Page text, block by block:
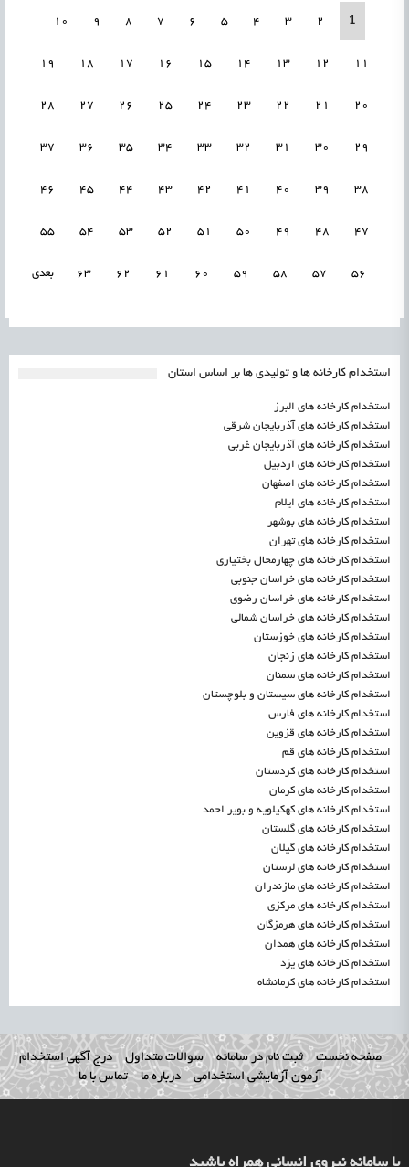
1
2
3
4
5
6
7
8
9
10
11
12
13
14
15
16
17
18
19
20
21
22
23
24
25
26
27
28
29
30
31
32
33
34
35
36
37
38
39
40
41
42
43
44
45
46
47
48
49
50
51
52
53
54
55
56
57
58
59
60
61
62
63 بعدی
استخدام کارخانه ها و تولیدی ها بر اساس استان
استخدام کارخانه های البرز
استخدام کارخانه های آذربایجان شرقی
استخدام کارخانه های آذربایجان غربی
استخدام کارخانه های اردبیل
استخدام کارخانه های اصفهان
استخدام کارخانه های ایلام
استخدام کارخانه های بوشهر
استخدام کارخانه های تهران
استخدام کارخانه های چهارمحال بختیاری
استخدام کارخانه های خراسان جنوبی
استخدام کارخانه های خراسان رضوی
استخدام کارخانه های خراسان شمالی
استخدام کارخانه های خوزستان
استخدام کارخانه های زنجان
استخدام کارخانه های سمنان
استخدام کارخانه های سیستان و بلوچستان
استخدام کارخانه های فارس
استخدام کارخانه های قزوین
استخدام کارخانه های قم
استخدام کارخانه های کردستان
استخدام کارخانه های کرمان
استخدام کارخانه های کهکیلویه و بویر احمد
استخدام کارخانه های گلستان
استخدام کارخانه های گیلان
استخدام کارخانه های لرستان
استخدام کارخانه های مازندران
استخدام کارخانه های مرکزی
استخدام کارخانه های هرمزگان
استخدام کارخانه های همدان
استخدام کارخانه های یزد
استخدام کارخانه های کرمانشاه
صفحه نخست ثبت نام در سامانه سوالات متداول
درج آگهی استخدام
آزمون آزمایشی استخدامی
درباره ما تماس با ما
با سامانه نیروی انسانی همراه باشید